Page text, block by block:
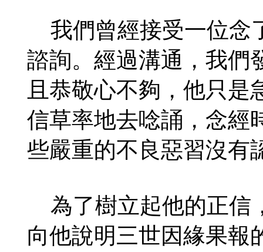
我們曾經接受一位念
諮詢。經過溝通，我們
且恭敬心不夠，他只
信草率地去唸誦，念經
些嚴重的不良惡習沒有
為了樹立起他的正信
向他說明三世因緣果報